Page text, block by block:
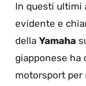
In questi ultimi
evidente e
della Yamaha
giapponese ha
motorsport per